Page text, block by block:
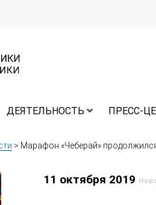
ДЕЯТЕЛЬНОСТЬ ПРЕСС-
> Марафон «Чеберай»
11 октября 2019